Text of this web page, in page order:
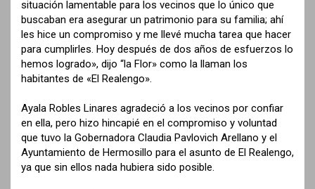
situación lamentable para los vecinos que lo único que
buscaban era asegurar un patrimonio para su familia; ahí
les hice un compromiso y me llevé mucha tarea que hacer
para cumplirles. Hoy después de dos años de esfuerzos lo
hemos logrado», dijo “la Flor» como la llaman los
habitantes de «El Realengo».
Ayala Robles Linares agradeció a los vecinos por confiar
en ella, pero hizo hincapié en el compromiso y voluntad
que tuvo la Gobernadora Claudia Pavlovich Arellano y el
Ayuntamiento de Hermosillo para el asunto de El Realengo,
ya que sin ellos nada hubiera sido posible.